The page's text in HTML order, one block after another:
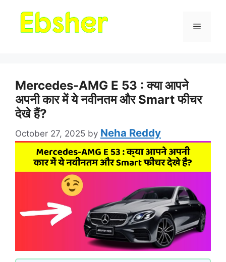
Mercedes-AMG E 53 : क्या आपने
अपनी कार में ये नवीनतम और Smart फीचर
देखे हैं?
October 27, 2025 by Neha Reddy